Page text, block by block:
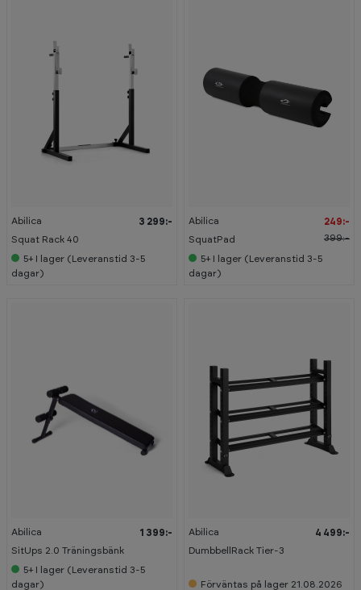
Abilica
Squat Rack 40
3 299:-
5+
I lager (Leveranstid 3-5
dagar)
Abilica
SquatPad
249:-
399:-
5+
I lager (Leveranstid 3-5
dagar)
Abilica
SitUps 2.0 Träningsbänk
1 399:-
5+ I lager (Leveranstid 3-5
dagar)
Abilica
DumbbellRack Tier-3
4 499:-
Förväntas på lager 21.08.2026